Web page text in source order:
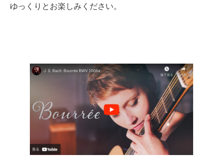
ゆっくりとお楽しみください。